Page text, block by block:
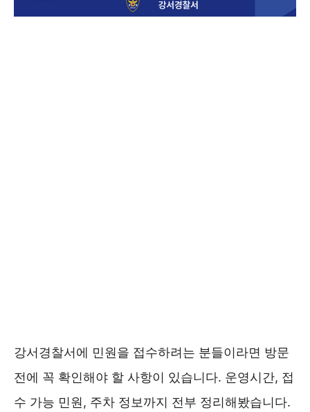
강서경찰서에 민원을 접수하려는 분들이라면 방문
전에 꼭 확인해야 할 사항이 있습니다. 운영시간, 접
수 가능 민원, 주차 정보까지 전부 정리해봤습니다.